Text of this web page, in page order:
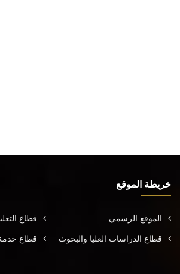
خريطة الموقع
الموقع الرسمي قطاع
قطاع الدراسات العليا والبحوث قطاع خدمة